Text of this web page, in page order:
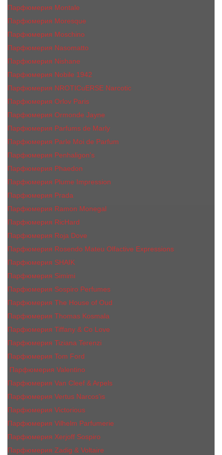
Парфюмерия Montale
Парфюмерия Moresque
Парфюмерия Moschino
Парфюмерия Nasomatto
Парфюмерия Nishane
Парфюмерия Nobile 1942
Парфюмерия NROTICuERSE Narcotic
Парфюмерия Orlov Paris
Парфюмерия Ormonde Jayne
Парфюмерия Parfums de Marly
Парфюмерия Parle Moi de Parfum
Парфюмерия Penhaligon's
Парфюмерия Phaedon
Парфюмерия Plume Impression
Парфюмерия Prada
Парфюмерия Ramon Monegal
Парфюмерия RicHard
Парфюмерия Roja Dove
Парфюмерия Rosendo Mateu Olfactive Expressions
Парфюмерия SHAIK
Парфюмерия Simimi
Парфюмерия Sospiro Perfumes
Парфюмерия The House of Oud
Парфюмерия Thomas Kosmala
Парфюмерия Tiffany & Co Love
Парфюмерия Tiziana Terenzi
Парфюмерия Tom Ford
Парфюмерия Valentino
Парфюмерия Van Cleef & Arpels
Парфюмерия Vertus Narcos'is
Парфюмерия Victorious
Парфюмерия Vilhelm Parfumerie
Парфюмерия Xerjoff Sospiro
Парфюмерия Zadig & Voltaire